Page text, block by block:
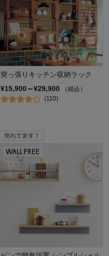
突っ張りキッチン収納ラック
¥15,900～¥29,900
（税込）
(110)